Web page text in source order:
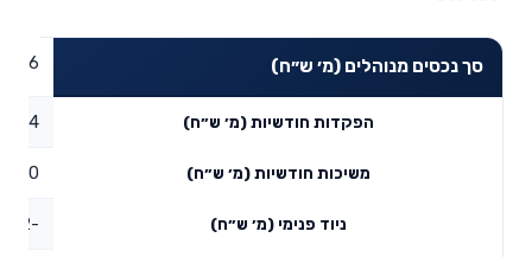
סך נכסים מנוהלים (מ׳ ש״ח) 7.76
הפקדות חודשיות (מ׳ ש״ח) 0.04
משיכות חודשיות (מ׳ ש״ח) 0
ניוד פנימי (מ׳ ש״ח) -0.02